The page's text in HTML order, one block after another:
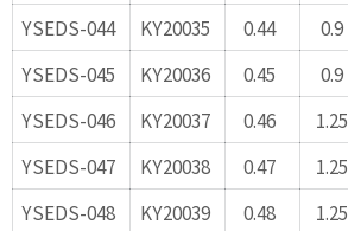
YSEDS-044 KY20035 0.44 0.9
YSEDS-045
KY20036 0.45 0.9
YSEDS-046
KY20037 0.46 1.25
YSEDS-047
KY20038 0.47 1.25
YSEDS-048
KY20039 0.48 1.25